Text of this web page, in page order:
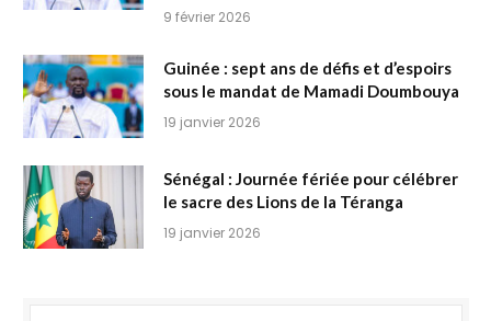
9 février 2026
Guinée : sept ans de défis et d’espoirs
sous le mandat de Mamadi Doumbouya
19 janvier 2026
Sénégal : Journée fériée pour célébrer
le sacre des Lions de la Téranga
19 janvier 2026